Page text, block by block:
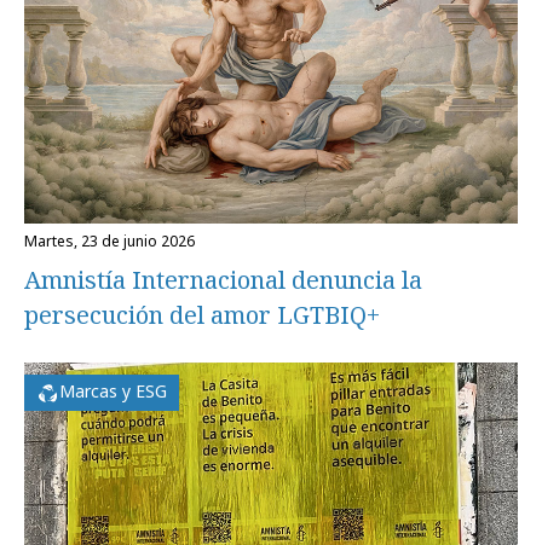
martes, 23 de junio 2026
Amnistía Internacional denuncia la
persecución del amor LGTBIQ+
Marcas y ESG